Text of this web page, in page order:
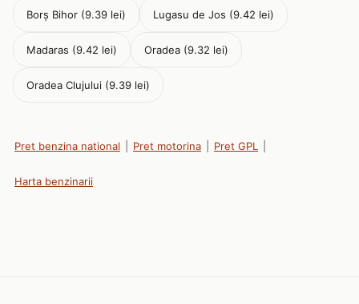
Borș Bihor (9.39 lei) Lugasu de Jos (9.42 lei)
Madaras (9.42 lei) Oradea (9.32 lei)
Oradea Clujului (9.39 lei)
Pret benzina national Pret motorina Pret GPL
Harta benzinarii